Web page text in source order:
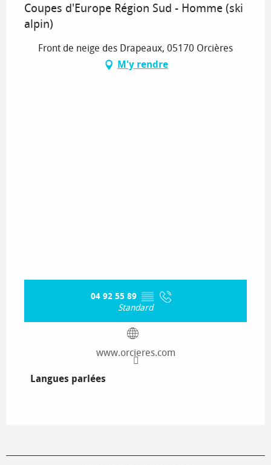
Coupes d'Europe Région Sud - Homme (ski
alpin)
Front de neige des Drapeaux, 05170 Orcières
M'y rendre
04 92 55 89 ▒▒
Standard
www.orcieres.com
Langues parlées
Langues parlées